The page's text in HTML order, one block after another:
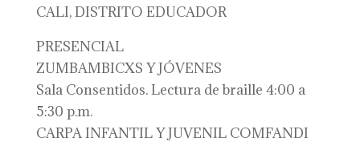
CALI, DISTRITO EDUCADOR
PRESENCIAL
ZUMBAMBICXS Y JÓVENES
Sala Consentidos. Lectura de braille 4:00 a
5:30 p.m.
CARPA INFANTIL Y JUVENIL COMFANDI